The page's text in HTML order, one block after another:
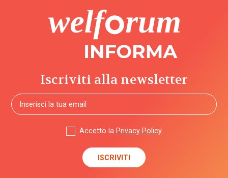
Iscriviti alla newsletter
Accetto la Privacy Policy